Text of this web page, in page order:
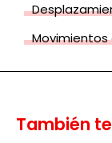
También